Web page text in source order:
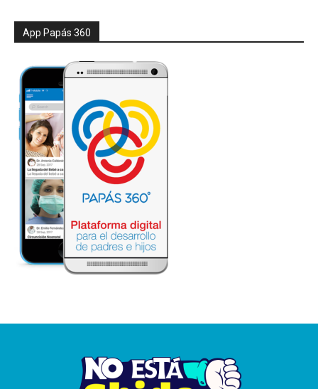
App Papás 360